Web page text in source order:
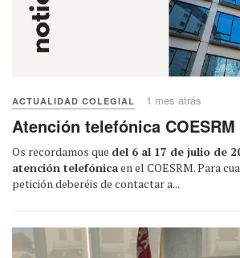
ACTUALIDAD COLEGIAL 1 mes atrás
Atención telefónica
Os recordamos que del 6 al 17 de julio de
atención telefónicaen el COESRM. Para
petición deberéis de contactar a...